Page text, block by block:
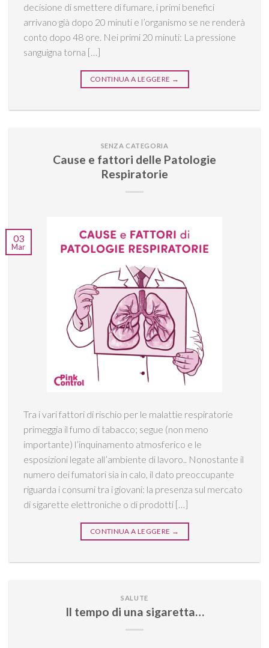
decisione di smettere di fumare, i primi benefici
arrivano già dopo 20 minuti e l’organismo se ne renderà
conto dopo 48 ore. Nei primi 20 minuti: La pressione
sanguigna torna […]
CONTINUA A LEGGERE →
SENZA CATEGORIA
Cause e fattori delle Patologie
Respiratorie
03
Mar
Tra i vari fattori di rischio per le malattie respiratorie
primeggia il fumo di tabacco; segue (non meno
importante) l’inquinamento atmosferico e le
esposizioni legate all’ambiente di lavoro.. Nonostante il
numero dei fumatori sia in calo, il dato preoccupante
riguarda i consumi tra i giovani: la presenza sul mercato
di sigarette elettroniche o di prodotti […]
CONTINUA A LEGGERE →
SALUTE
Il tempo di una sigaretta…